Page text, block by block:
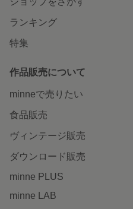
ランキング
特集
作品販売について
minneで売りたい
食品販売
ヴィンテージ販売
ダウンロード販売
minne PLUS
minne LAB